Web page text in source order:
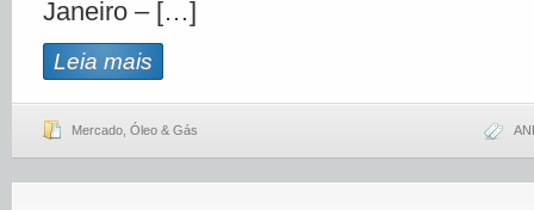
Janeiro – […]
Leia mais
Mercado Óleo & Gás